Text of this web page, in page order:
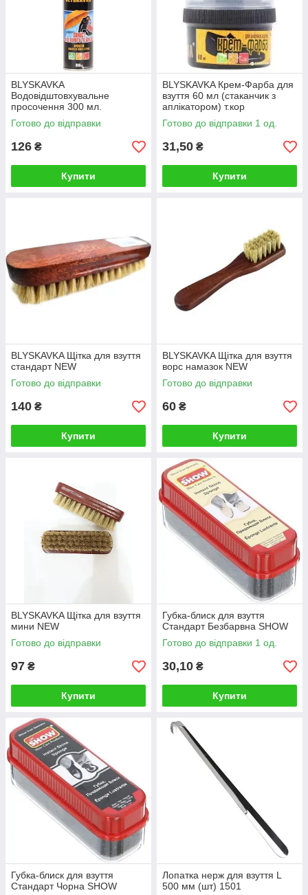
BLYSKAVKA
Водовідштовхувальне
просочення 300 мл.
Готово до відправки
126 ₴
Купити
BLYSKAVKA Крем-Фарба для
взуття 60 мл (стаканчик з
аплікатором) т.кор
Готово до відправки 1 од.
31,50 ₴
Купити
BLYSKAVKA Щітка для взуття
стандарт NEW
Готово до відправки
140 ₴
Купити
BLYSKAVKA Щітка для взуття
ворс намазок NEW
Готово до відправки
60 ₴
Купити
BLYSKAVKA Щітка для взуття
мини NEW
Готово до відправки
97 ₴
Купити
Губка-блиск для взуття
Стандарт Безбарвна SHOW
Готово до відправки 1 од.
30,10 ₴
Купити
Губка-блиск для взуття
Стандарт Чорна SHOW
Лопатка нерж для взуття L
500 мм (шт) 1501